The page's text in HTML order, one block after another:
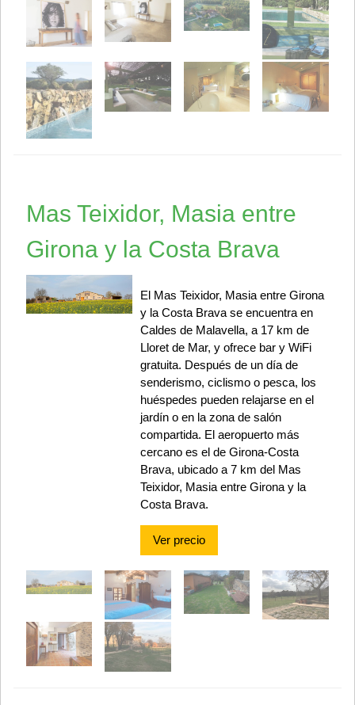
Mas Teixidor, Masia entre
Girona y la Costa Brava
El Mas Teixidor, Masia entre Girona
y la Costa Brava se encuentra en
Caldes de Malavella, a 17 km de
Lloret de Mar, y ofrece bar y WiFi
gratuita. Después de un día de
senderismo, ciclismo o pesca, los
huéspedes pueden relajarse en el
jardín o en la zona de salón
compartida. El aeropuerto más
cercano es el de Girona-Costa
Brava, ubicado a 7 km del Mas
Teixidor, Masia entre Girona y la
Costa Brava.
Ver precio